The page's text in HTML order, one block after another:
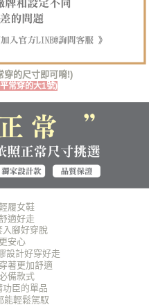
個別帳號之用戶狀況，依本公司即
之使用額度並採取法律行動。
穿的尺寸即可唷!)
常穿的大1號)
履女鞋
適好走
腳好穿脫
安心
設計好穿好走
著更加舒適
備款式
臣的單品
能輕鬆駕馭